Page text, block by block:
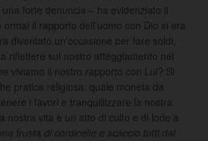
una forte denuncia – ha evidenziato il
il rapporto dell’uomo con Dio si era
diventato un’occasione per fare soldi,
riflettere sul nostro atteggiamento nei
viviamo il nostro rapporto con Lui? Si
pratica religiosa, quale moneta da
i favori e tranquillizzare la nostra
nostra vita è un atto di culto e di lode a
frusta di cordicelle e scacciò tutti dal